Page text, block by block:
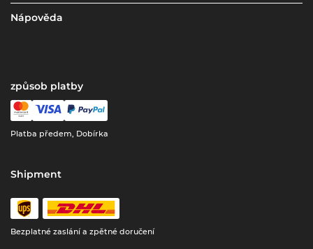
Nápověda
způsob platby
Platba předem, Dobírka
Shipment
Bezplatné zaslání a zpětné doručení